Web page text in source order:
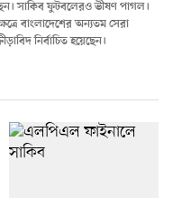
সাকিব ফুটবলেরও ভীষণ পাগল।
বাংলাদেশের অন্যতম সেরা
নির্বাচিত হয়েছেন।